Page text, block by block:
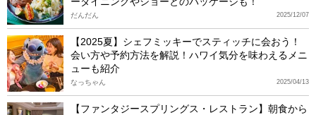
2025/12/07
だんだん
【2025夏】シェフミッキーでスティッチに会おう！
会い方や予約方法を解説！ハワイ気分を味わえるメニ
ューも紹介
2025/04/13
なっちゃん
【ファンタジースプリングス・レストラン】朝食から